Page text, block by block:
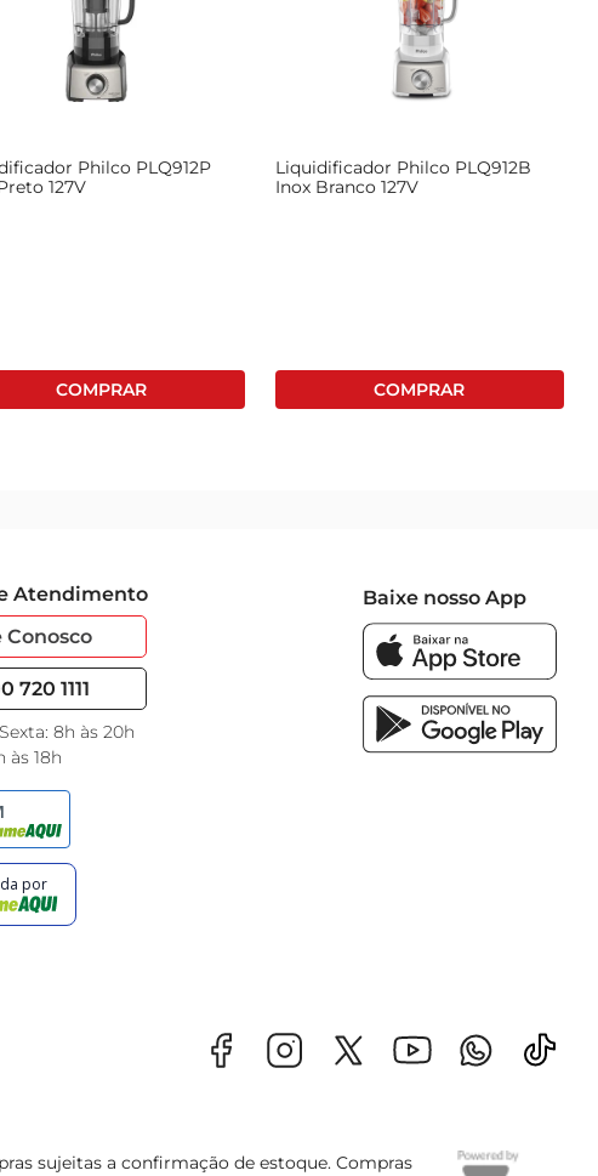
Philco PLQ912P
127V
Liquidificador Philco PLQ912B
Inox Branco 127V
Atendimento
Conosco
720 1111
8h às 20h
às 18h
Baixe nosso App
sujeitas a confirmação de estoque. Compras